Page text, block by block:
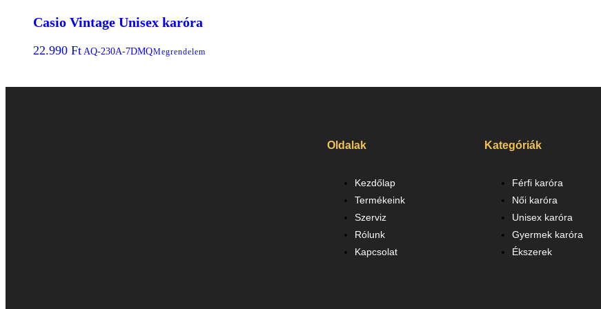
Casio Vintage Unisex karóra
22.990 Ft AQ-230A-7DMQMegrendelem
Oldalak
Kezdőlap
Termékeink
Szerviz
Rólunk
Kapcsolat
Kategóriák
Férfi karóra
Női karóra
Unisex karóra
Gyermek karóra
Ékszerek